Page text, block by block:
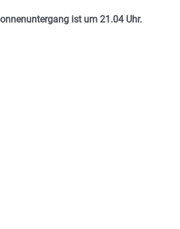
ist um 21.04 Uhr.